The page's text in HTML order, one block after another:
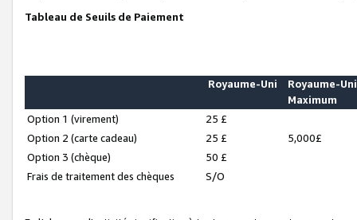
Tableau de Seuils de Paiement
Royaume-Uni
Royaume-Uni
Maximum
Option 1 (virement)
25 £
Option 2 (carte cadeau)
25 £
5,000£
Option 3 (chèque)
50 £
Frais de traitement des chèques
S/O